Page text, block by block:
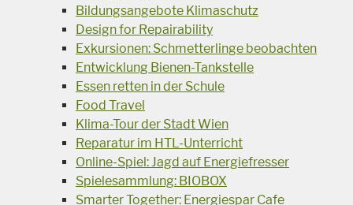
Bildungsangebote Klimaschutz
Design for Repairability
Exkursionen: Schmetterlinge beobachten
Entwicklung Bienen-Tankstelle
Essen retten in der Schule
Food Travel
Klima-Tour der Stadt Wien
Reparatur im HTL-Unterricht
Online-Spiel: Jagd auf Energiefresser
Spielesammlung: BIOBOX
Smarter Together: Energiespar Cafe